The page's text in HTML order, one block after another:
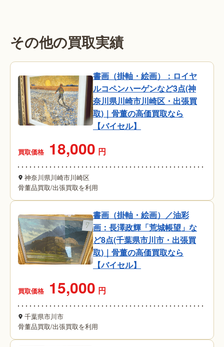
その他の買取実績
書画（掛軸・絵画）：ロイヤ
ルコペンハーゲンなど3点(神
奈川県川崎市川崎区・出張買
取)｜骨董の高価買取なら
【バイセル】
買取価格 18,000 円
神奈川県川崎市川崎区
骨董品買取/出張買取を利用
書画（掛軸・絵画）／油彩
画：長澤政輝「荒城帳望」な
ど8点(千葉県市川市・出張買
取)｜骨董の高価買取なら
【バイセル】
買取価格 15,000 円
千葉県市川市
骨董品買取/出張買取を利用